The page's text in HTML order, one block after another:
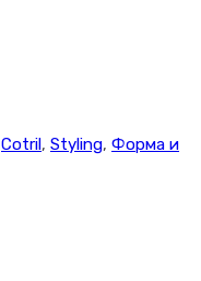
Cotril , Styling, Форма и